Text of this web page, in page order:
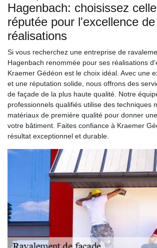
Hagenbach: choisissez
réputée pour l'excellence
réalisations
Si vous recherchez une entreprise de
Hagenbach renommée pour ses réalisations
Kraemer Gédéon est le choix idéal. Avec une
et une réputation solide, nous offrons des
de façade de la plus haute qualité. Notre
professionnels qualifiés utilise des techniques
matériaux de première qualité pour donner
votre bâtiment. Faites confiance à Kraemer
résultat exceptionnel et durable.